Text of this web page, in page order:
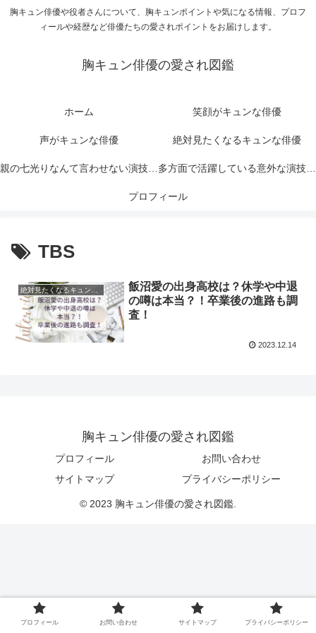
胸キュン俳優や役者さんについて、胸キュンポイントや気になる情報、プロフ
ィールや経歴など俳優たちの愛されポイントをお届けします。
胸キュン俳優の愛され図鑑
ホーム 笑顔がキュンな俳優
声がキュンな俳優 絶対見たくなるキュンな俳優
親の七光りなんて言わせない演技力多方面で活躍している意外な演技力
プロフィール
TBS
飯沼愛の出身高校は？休学や中退
の噂は本当？！卒業後の進路も調
査！
2023.12.14
胸キュン俳優の愛され図鑑
プロフィール
お問い合わせ
サイトマップ
プライバシーポリシー
© 2023 胸キュン俳優の愛され図鑑.
プロフィール お問い合わせ サイトマップ プライバシーポリシー